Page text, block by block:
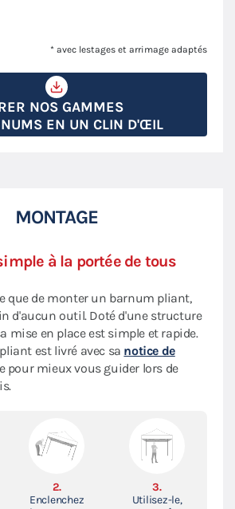
* avec lestages et arrimage adaptés
NOS GAMMES
EN UN CLIN D'ŒIL
MONTAGE
à la portée de tous
que de monter un barnum pliant,
d'aucun outil. Doté d'une structure
mise en place est simple et rapide.
est livré avec sa notice de
pour mieux vous guider lors de
2.
Enclenchez
3.
Utilisez-le,